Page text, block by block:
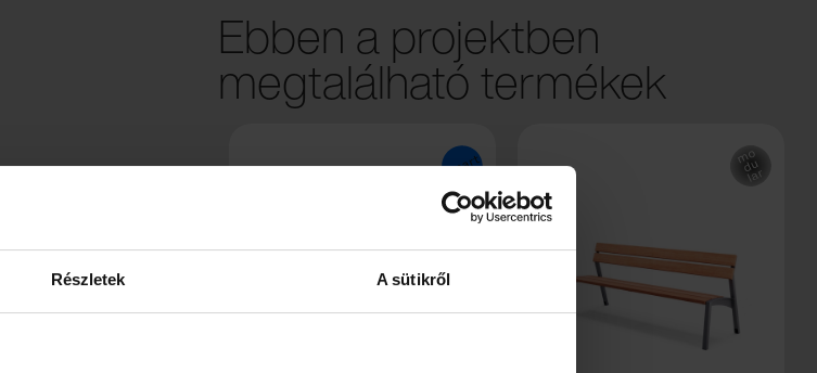
Részletek A sütikről
Ebben a projektben
megtalálható termékek